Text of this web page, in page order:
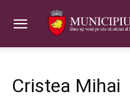
Cristea Mihai